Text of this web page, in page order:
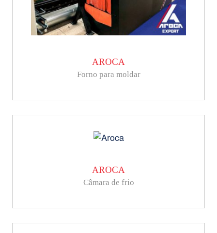
AROCA
Forno para moldar
AROCA
Câmara de frio